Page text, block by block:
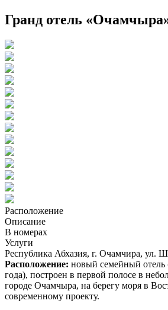
Гранд отель
Расположение
Описание
В номерах
Услуги
Республика Абхазия, г. Очамчира, ул.
Расположение: новый семейный отель
года), построен в первой полосе в
городе Очамчыра, на берегу моря в
современному проекту.